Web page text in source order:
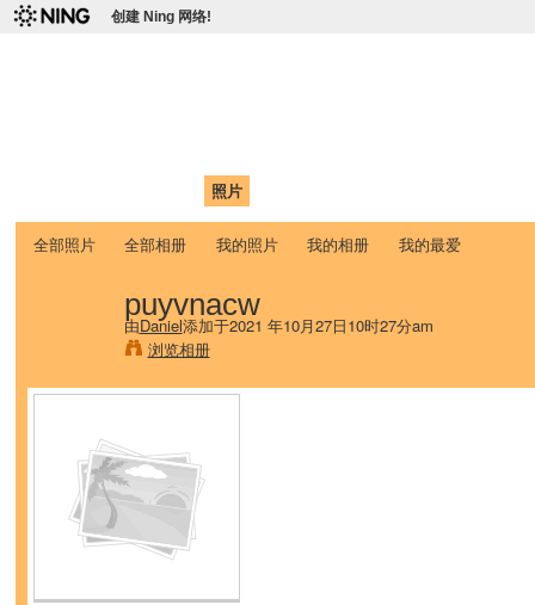
创建 Ning 网络!
照片
全部照片 全部相册 我的照片 我的相册 我的最爱
puyvnacw
由Daniel添加于2021 年10月27日10时27分am
浏览相册